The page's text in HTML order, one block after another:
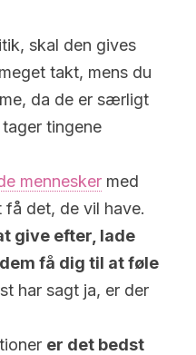
skal den gives
takt, mens du
da de er særligt
tingene
mennesker med
få det, de vil have.
give efter, lade
få dig til at føle
har sagt ja, er der
er det bedst